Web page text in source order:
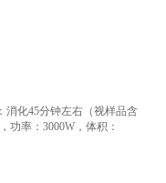
消化45分钟左右（视样品含
功率：3000W，体积：